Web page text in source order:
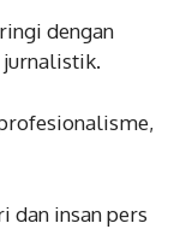
dengan
jurnalistik.
dan insan pers